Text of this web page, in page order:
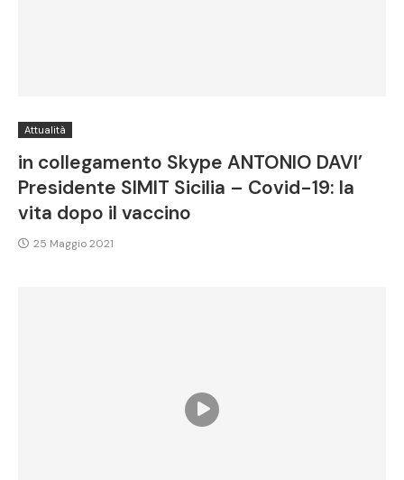
Attualità
in collegamento Skype ANTONIO DAVI’
Presidente SIMIT Sicilia – Covid-19: la
vita dopo il vaccino
25 Maggio 2021